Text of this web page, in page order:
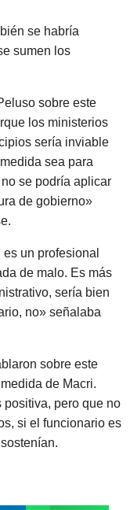
se habría
sumen los
sobre este
los ministerios
sería inviable
sea para
se podría aplicar
de gobierno»
un profesional
de malo. Es más
sería bien
no» señalaba
sobre este
de Macri.
positiva, pero que no
si el funcionario es